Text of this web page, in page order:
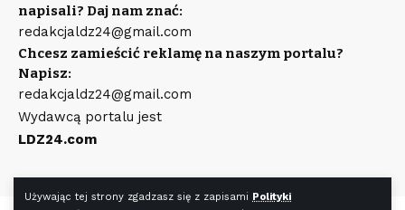
Używając tej strony zgadzasz się z zapisami Polityki
napisali? Daj nam znać:
redakcjaldz24@gmail.com
Chcesz zamieścić reklamę na naszym portalu?
Napisz:
redakcjaldz24@gmail.com
Wydawcą portalu jest
LDZ24.com